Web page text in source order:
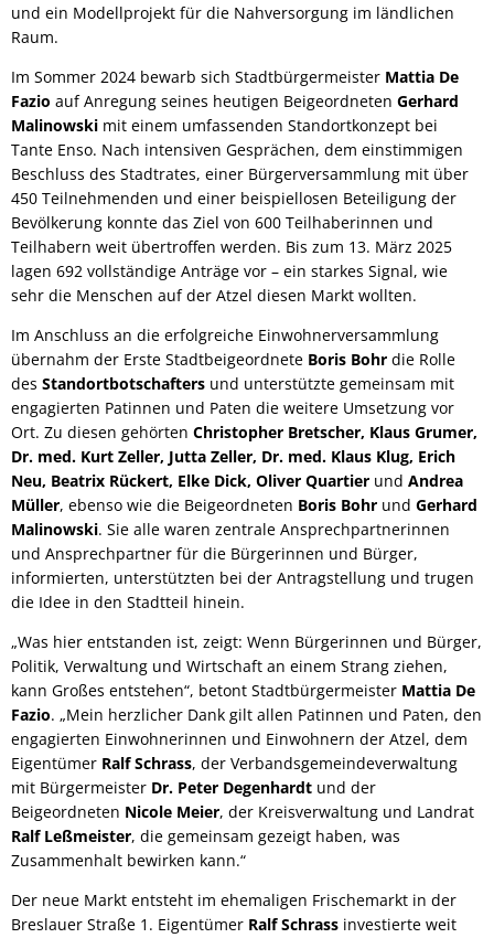
und ein Modellprojekt für die Nahversorgung im ländlichen
Raum.
Im Sommer 2024 bewarb sich Stadtbürgermeister Mattia De
Fazio auf Anregung seines heutigen Beigeordneten Gerhard
Malinowski mit einem umfassenden Standortkonzept bei
Tante Enso. Nach intensiven Gesprächen, dem einstimmigen
Beschluss des Stadtrates, einer Bürgerversammlung mit über
450 Teilnehmenden und einer beispiellosen Beteiligung der
Bevölkerung konnte das Ziel von 600 Teilhaberinnen und
Teilhabern weit übertroffen werden. Bis zum 13. März 2025
lagen 692 vollständige Anträge vor – ein starkes Signal, wie
sehr die Menschen auf der Atzel diesen Markt wollten.
Im Anschluss an die erfolgreiche Einwohnerversammlung
übernahm der Erste Stadtbeigeordnete Boris Bohr die Rolle
des Standortbotschafters und unterstützte gemeinsam mit
engagierten Patinnen und Paten die weitere Umsetzung vor
Ort. Zu diesen gehörten Christopher Bretscher, Klaus Grumer,
Dr. med. Kurt Zeller, Jutta Zeller, Dr. med. Klaus Klug, Erich
Neu, Beatrix Rückert, Elke Dick, Oliver Quartier und Andrea
Müller, ebenso wie die Beigeordneten Boris Bohr und Gerhard
Malinowski. Sie alle waren zentrale Ansprechpartnerinnen
und Ansprechpartner für die Bürgerinnen und Bürger,
informierten, unterstützten bei der Antragstellung und trugen
die Idee in den Stadtteil hinein.
„Was hier entstanden ist, zeigt: Wenn Bürgerinnen und Bürger,
Politik, Verwaltung und Wirtschaft an einem Strang ziehen,
kann Großes entstehen“, betont Stadtbürgermeister Mattia De
Fazio. „Mein herzlicher Dank gilt allen Patinnen und Paten, den
engagierten Einwohnerinnen und Einwohnern der Atzel, dem
Eigentümer Ralf Schrass, der Verbandsgemeindeverwaltung
mit Bürgermeister Dr. Peter Degenhardt und der
Beigeordneten Nicole Meier, der Kreisverwaltung und Landrat
Ralf Leßmeister, die gemeinsam gezeigt haben, was
Zusammenhalt bewirken kann.“
Der neue Markt entsteht im ehemaligen Frischemarkt in der
Breslauer Straße 1. Eigentümer Ralf Schrass investierte weit